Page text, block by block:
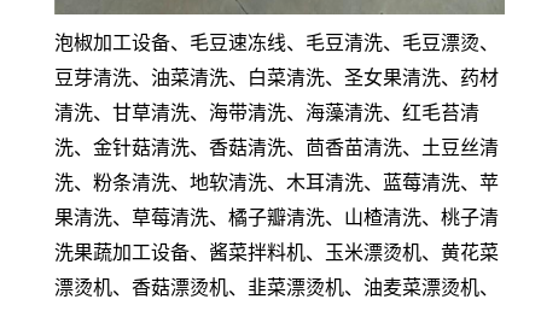
泡椒加工设备、毛豆速冻线、毛豆清洗、毛豆漂烫、
豆芽清洗、油菜清洗、白菜清洗、圣女果清洗、药材
清洗、甘草清洗、海带清洗、海藻清洗、红毛苔清
洗、金针菇清洗、香菇清洗、茴香苗清洗、土豆丝清
洗、粉条清洗、地软清洗、木耳清洗、蓝莓清洗、苹
果清洗、草莓清洗、橘子瓣清洗、山楂清洗、桃子清
洗果蔬加工设备、酱菜拌料机、玉米漂烫机、黄花菜
漂烫机、香菇漂烫机、韭菜漂烫机、油麦菜漂烫机、